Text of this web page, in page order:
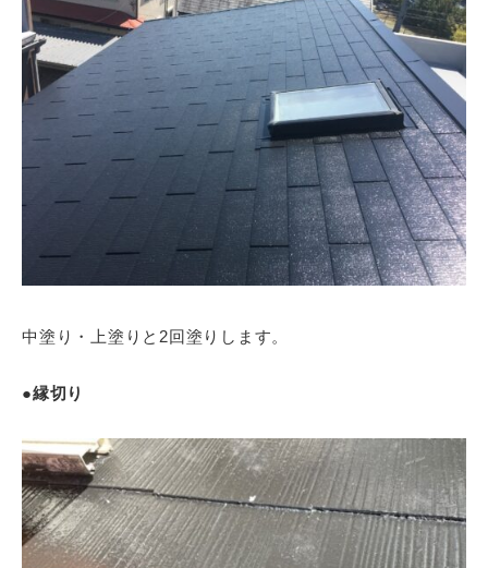
中塗り・上塗りと2回塗りします。
●縁切り